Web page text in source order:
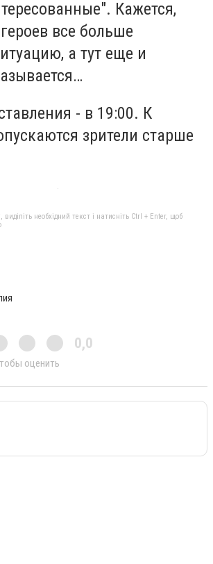
Кажется,
все больше
а тут еще и
- в 19:00. К
зрители старше
необхідний текст і натисніть Ctrl + Enter, щоб
0,0
оценить